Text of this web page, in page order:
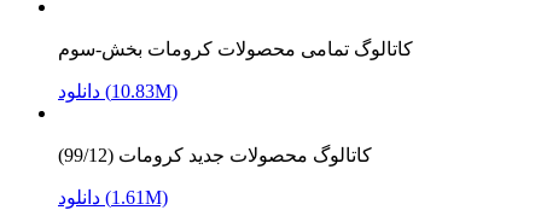
کاتالوگ تمامی محصولات کرومات بخش-سوم
دانلود (10.83M)
کاتالوگ محصولات جدید کرومات (99/12)
دانلود (1.61M)